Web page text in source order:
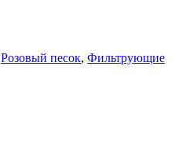
Розовый песок, Фильтрующие